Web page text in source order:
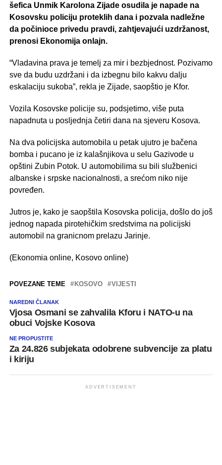
šefica Unmik Karolona Zijade osudila je napade na
Kosovsku policiju proteklih dana i pozvala nadležne
da počinioce privedu pravdi, zahtjevajući uzdržanost,
prenosi Ekonomija onlajn.
“Vladavina prava je temelj za mir i bezbjednost. Pozivamo
sve da budu uzdržani i da izbegnu bilo kakvu dalju
eskalaciju sukoba”, rekla je Zijade, saopštio je Kfor.
Vozila Kosovske policije su, podsjetimo, više puta
napadnuta u posljednja četiri dana na sjeveru Kosova.
Na dva policijska automobila u petak ujutro je bačena
bomba i pucano je iz kalašnjikova u selu Gazivode u
opštini Zubin Potok. U automobilima su bili službenici
albanske i srpske nacionalnosti, a srećom niko nije
povređen.
Jutros je, kako je saopštila Kosovska policija, došlo do još
jednog napada pirotehičkim sredstvima na policijski
automobil na granicnom prelazu Jarinje.
(Ekonomia online, Kosovo online)
POVEZANE TEME KOSOVO VIJESTI
NAREDNI ČLANAK
Vjosa Osmani se zahvalila Kforu i NATO-u na
obuci Vojske Kosova
NE PROPUSTITE
Za 24.826 subjekata odobrene subvencije za platu
i kiriju
ADVERTISEMENT